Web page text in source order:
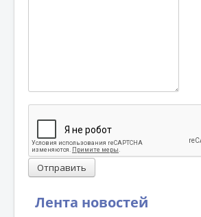
Лента новостей
Отправить